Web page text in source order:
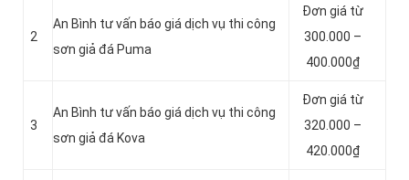
2
An Bình tư vấn báo giá dịch vụ thi công
sơn giả đá Puma
Đơn giá từ
300.000 –
400.000₫
3
An Bình tư vấn báo giá dịch vụ thi công
sơn giả đá Kova
Đơn giá từ
320.000 –
420.000₫